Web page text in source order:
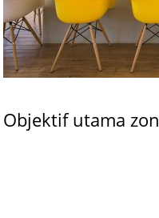
Objektif utama zon